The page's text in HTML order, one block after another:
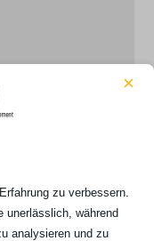
Motivation
×
zu verbessern.
unerlässlich, während
analysieren und zu